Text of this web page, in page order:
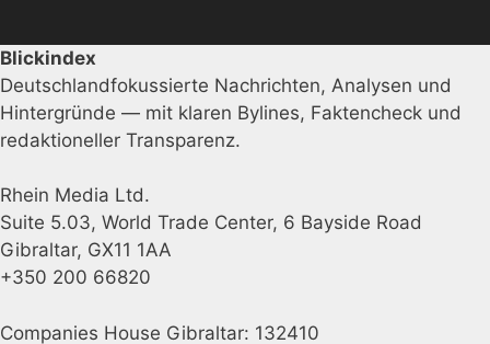
Blickindex
Deutschlandfokussierte Nachrichten, Analysen und
Hintergründe — mit klaren Bylines, Faktencheck und
redaktioneller Transparenz.
Rhein Media Ltd.
Suite 5.03, World Trade Center, 6 Bayside Road
Gibraltar, GX11 1AA
+350 200 66820
Companies House Gibraltar: 132410